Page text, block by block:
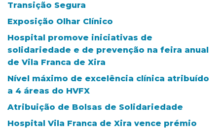
Transição Segura
Exposição Olhar Clínico
Hospital promove iniciativas de
solidariedade e de prevenção na feira anual
de Vila Franca de Xira
Nível máximo de excelência clínica atribuído
a 4 áreas do HVFX
Atribuição de Bolsas de Solidariedade
Hospital Vila Franca de Xira vence prémio